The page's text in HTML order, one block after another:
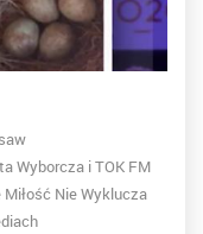
Wyborcza i TOK FM
Nie Wyklucza